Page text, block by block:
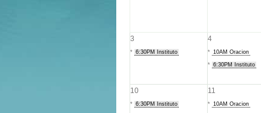
3
* 6:30PM Instituto
4
* 10AM Oracion
* 6:30PM Instituto
10
* 6:30PM Instituto
11
* 10AM Oracion